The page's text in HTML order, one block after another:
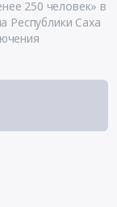
250 человек» в
Республики Саха